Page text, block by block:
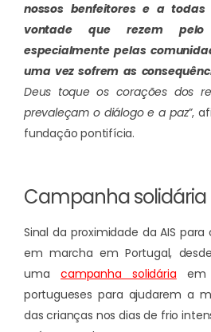
nossos benfeitores e a
vontade que rezem
especialmente pelas
uma vez sofrem as
Deus toque os corações dos
prevaleçam o diálogo e a paz”,
fundação pontifícia.
Campanha
Sinal da proximidade da AIS
em marcha em Portugal,
umacampanha solidária em
portugueses para ajudarem a
das crianças nos dias de frio